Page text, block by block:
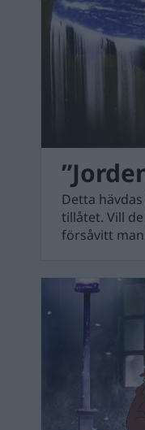
Detta
tillåtet. Vill
försåvitt man